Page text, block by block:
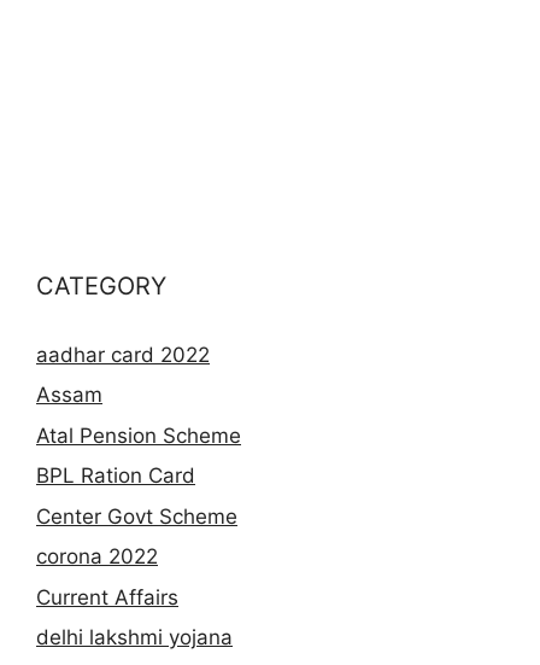
CATEGORY
aadhar card 2022
Assam
Atal Pension Scheme
BPL Ration Card
Center Govt Scheme
corona 2022
Current Affairs
delhi lakshmi yojana